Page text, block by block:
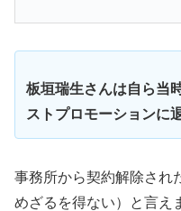
板垣瑞生さんは自ら当
ストプロモーションに
事務所から契約解除され
めざるを得ない）と言え